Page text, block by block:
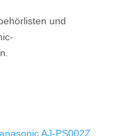
und